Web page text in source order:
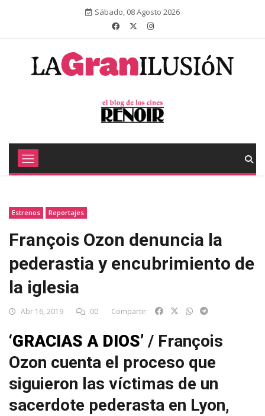
Sábado, 08 Agosto 2026
Estrenos Reportajes
François Ozon denuncia la
pederastia y encubrimiento de
la iglesia
Abr 16, 2019 00 Compartir:
‘GRACIAS A DIOS’ / François
Ozon cuenta el proceso que
siguieron las víctimas de un
sacerdote pederasta en Lyon,